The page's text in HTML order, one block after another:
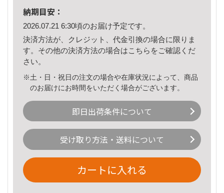
納期目安：
2026.07.21 6:30頃のお届け予定です。
決済方法が、クレジット、代金引換の場合に限りま
す。その他の決済方法の場合はこちら をご確認くだ
さい。
※土・日・祝日の注文の場合や在庫状況によって、商品
のお届けにお時間をいただく場合がございます。
即日出荷条件について
受け取り方法・送料について
カートに入れる